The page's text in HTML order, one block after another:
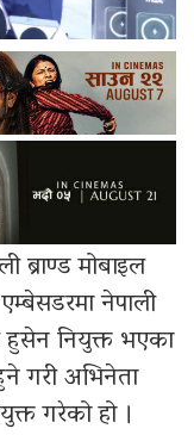
ब्राण्ड मोबाइल
नेपाली
हुसेन नियुक्त भएका
गरी अभिनेता
गरेको हो ।